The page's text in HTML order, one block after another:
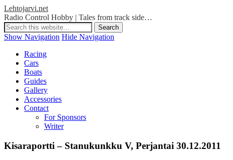
Lehtojarvi.net
Radio Control Hobby | Tales from track side…
Show Navigation Hide Navigation
Racing
Cars
Boats
Guides
Gallery
Accessories
Contact
For Sponsors
Writer
Kisaraportti – Stanukunkku V, Perjantai 30.12.2011